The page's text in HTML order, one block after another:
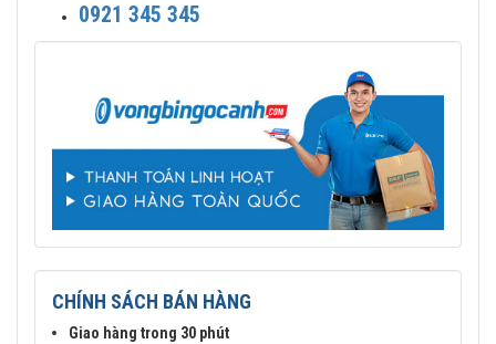
0921 345 345
CHÍNH SÁCH BÁN HÀNG
Giao hàng trong 30 phút